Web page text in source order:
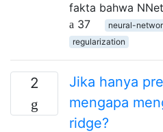
fakta bahwa
37
neural-
regularization
2
Jika hanya
mengapa
ridge?